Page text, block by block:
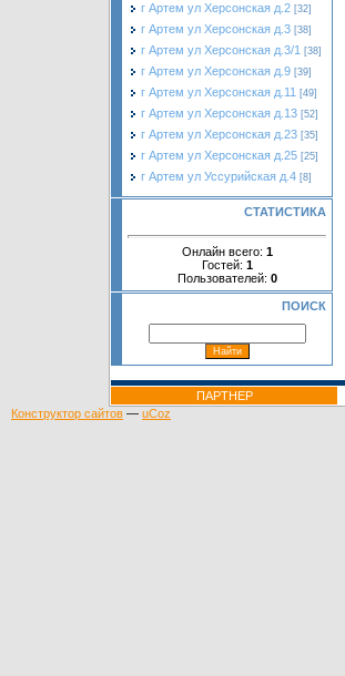
г Артем ул Херсонская д.2 [32]
г Артем ул Херсонская д.3 [38]
г Артем ул Херсонская д.3/1 [38]
г Артем ул Херсонская д.9 [39]
г Артем ул Херсонская д.11 [49]
г Артем ул Херсонская д.13 [52]
г Артем ул Херсонская д.23 [35]
г Артем ул Херсонская д.25 [25]
г Артем ул Уссурийская д.4 [8]
СТАТИСТИКА
Онлайн всего: 1
Гостей: 1
Пользователей: 0
ПОИСК
ПАРТНЕР
Конструктор сайтов — uCoz